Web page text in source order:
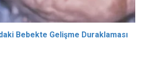
Bebekte Gelişme Duraklaması